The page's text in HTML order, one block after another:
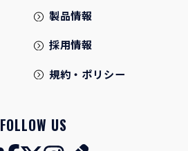
製品情報
採用情報
規約・ポリシー
FOLLOW US